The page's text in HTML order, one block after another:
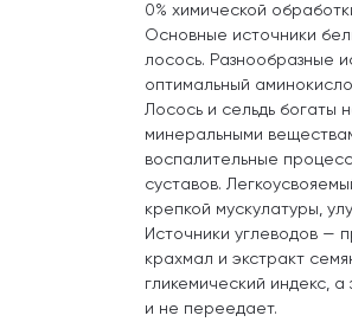
0% химической
Основные источники
лосось. Разнообразные
оптимальный
Лосось и сельдь
минеральными
воспалительные
суставов.
крепкой мускулатуры,
Источники углеводов —
крахмал и экстракт
гликемический индекс,
и не переедает.